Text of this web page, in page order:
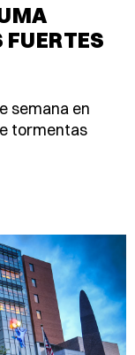
semana en
tormentas